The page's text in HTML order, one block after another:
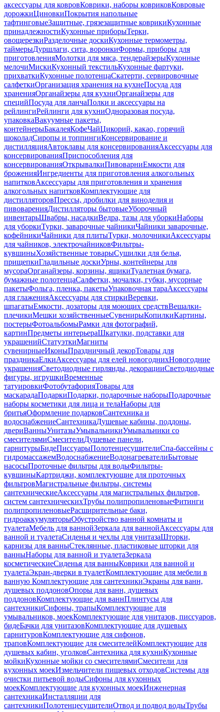
аксессуары для ковровКоврики, наборы ковриковКовровые
дорожкиЦиновкиПокрытия напольные
тафтинговыеЗащитные, грязезащитные коврикиКухонные
принадлежностиКухонные приборыТерки,
овощерезкиРазделочные доскиКухонные термометры,
таймерыДуршлаги, сита, воронкиФормы, приборы для
приготовленияМолотки для мяса, тендерайзерыКухонные
мелочиМискиКухонный текстильКухонные фартуки,
прихваткиКухонные полотенцаСкатерти, сервировочные
салфеткиОрганизация хранения на кухнеПосуда для
храненияОрганайзеры для кухниОрганайзеры для
специйПосуда для ланчаПолки и аксессуары на
рейлингиРейлинги для кухниОдноразовая посуда,
упаковкаВакуумные пакеты,
контейнерыБакалеяКофеЧайЦикорий, какао, горячий
шоколадСиропы и топпингиКонсервирование и
дистилляцияАвтоклавы для консервированияАксессуары для
консервированияПриспособления для
консервированияОткрывалкиПивоварниЕмкости для
броженияИнгредиенты для приготовления алкогольных
напитковАксессуары для приготовления и хранения
алкогольных напитковКомплектующие для
дистилляторовПрессы, дробилки для виноделия и
пивоваренияДистилляторы бытовыеУборочный
инвентарьШвабры, насадкиВедра, тазы для уборкиНаборы
для уборкиТурки, заварочные чайникиЧайники заварочные,
кофейникиЧайники для плитыТурки, молочникиАксессуары
для чайников, электрочайниковФильтры-
кувшиныХозяйственные товарыСушилки для белья,
прищепкиГладильные доскиУрны, контейнеры для
мусораОрганайзеры, корзины, ящикиТуалетная бумага,
бумажные полотенцаСалфетки, мочалки, губки, мусорные
пакетыФольга, пленка, пакетыУпаковочная тараАксессуары
для глаженияАксессуары для стиркиВеревки,
шпагатыЕмкости, дозаторы для моющих средствВешалки-
плечикиМешки хозяйственныеСувенирыКопилкиКартины,
постерыФотоальбомыРамки для фотографий,
картинПредметы интерьераШкатулки, подставки для
украшенийСтатуэткиМагниты
сувенирныеИконыПраздничный декорТовары для
праздникаЕлкиАксессуары для елей новогоднихНовогодние
украшенияСветодиодные гирлянды, декорацииСветодиодные
фигуры, игрушкиВременные
татуировкиФотобутафорияТовары для
маскарадаПодаркиПодарки, подарочные наборыПодарочные
наборы косметики для лица и телаНаборы для
бритьяОформление подарковСантехника и
водоснабжениеСантехникаДушевые кабины, поддоны,
двериВанныУнитазыУмывальникиУмывальники со
смесителямиСмесителиДушевые панели,
гарнитурыБидеПиссуарыПолотенцесушителиСпа-бассейны с
гидромассажемВодоснабжениеВодонагревателиБытовые
насосыПроточные фильтры для водыФильтры-
кувшиныКартриджи, комплектующие для проточных
фильтровМагистральные фильтры, системы
сантехническиеАксессуары для магистральных фильтров,
систем сантехническихТрубы полипропиленовыеФитинги
полипропиленовыеРасширительные баки,
гидроаккумуляторыОбустройство ванной комнаты и
туалетаМебель для ваннойЗеркала для ваннойАксессуары для
ванной и туалетаСиденья и чехлы для унитазаШторки,
карнизы для ванныСтеклянные, пластиковые шторки для
ванныНаборы для ванной и туалетаЗеркала
косметическиеСиденья для ванныКоврики для ванной и
туалетаЭкран-дверки в туалетКомплектующие для мебели в
ванную Комплектующие для сантехникиЭкраны для ванн,
душевых поддоновОпоры для ванн, душевых
поддоновКомплектующие для ваннПлинтусы для
сантехникиСифоны, трапыКомплектующие для
умывальников, моекКомплектующие для унитазов, писсуаров,
бидеБачки для унитазовКомплектующие для душевых
гарнитуровКомплектующие для сифонов,
траповКомплектующие для смесителейКомплектующие для
душевых кабин, уголковСантехника для кухниКухонные
мойкиКухонные мойки со смесителямиСмесители для
кухонных моекИзмельчители пищевых отходовСистемы для
очистки питьевой водыСифоны для кухонных
моекКомплектующие для кухонных моекИнженерная
сантехникаИнсталляции для
сантехникиПолотенцесушителиОтвод и подвод водыТрубы